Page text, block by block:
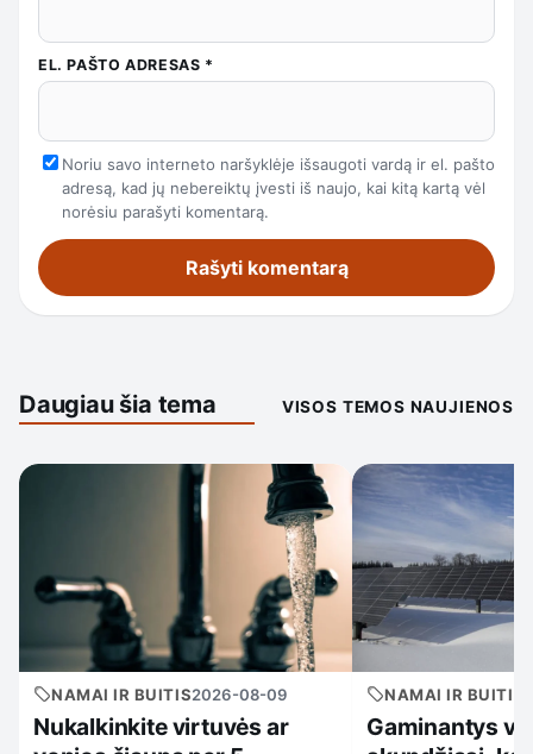
EL. PAŠTO ADRESAS *
Noriu savo interneto naršyklėje išsaugoti vardą ir el. pašto
adresą, kad jų nebereiktų įvesti iš naujo, kai kitą kartą vėl
norėsiu parašyti komentarą.
Daugiau šia tema VISOS TEMOS NAUJIENOS
NAMAI IR BUITIS2026-08-09
Nukalkinkite virtuvės ar
NAMAI IR BUITIS
Gaminantys